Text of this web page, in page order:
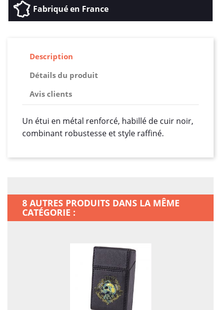
Fabriqué en France
Description
Détails du produit
Avis clients
Un étui en métal renforcé, habillé de cuir noir,
combinant robustesse et style raffiné.
8 AUTRES PRODUITS DANS LA MÊME
CATÉGORIE :